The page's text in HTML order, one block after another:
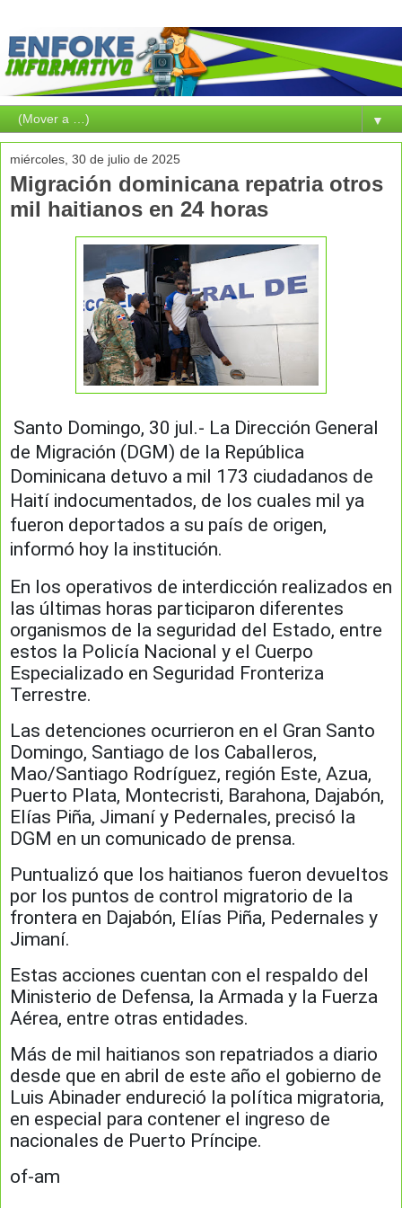
▼
miércoles, 30 de julio de 2025
Migración dominicana repatria otros
mil haitianos en 24 horas
Santo Domingo, 30 jul.- La Dirección General
de Migración (DGM) de la República
Dominicana detuvo a mil 173 ciudadanos de
Haití indocumentados, de los cuales mil ya
fueron deportados a su país de origen,
informó hoy la institución.
En los operativos de interdicción realizados en
las últimas horas participaron diferentes
organismos de la seguridad del Estado, entre
estos la Policía Nacional y el Cuerpo
Especializado en Seguridad Fronteriza
Terrestre.
Las detenciones ocurrieron en el Gran Santo
Domingo, Santiago de los Caballeros,
Mao/Santiago Rodríguez, región Este, Azua,
Puerto Plata, Montecristi, Barahona, Dajabón,
Elías Piña, Jimaní y Pedernales, precisó la
DGM en un comunicado de prensa.
Puntualizó que los haitianos fueron devueltos
por los puntos de control migratorio de la
frontera en Dajabón, Elías Piña, Pedernales y
Jimaní.
Estas acciones cuentan con el respaldo del
Ministerio de Defensa, la Armada y la Fuerza
Aérea, entre otras entidades.
Más de mil haitianos son repatriados a diario
desde que en abril de este año el gobierno de
Luis Abinader endureció la política migratoria,
en especial para contener el ingreso de
nacionales de Puerto Príncipe.
of-am